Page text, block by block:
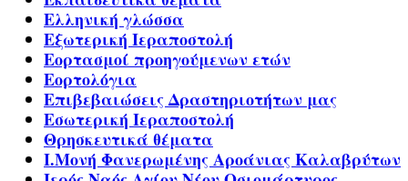
Ελληνική γλώσσα
Εξωτερική Ιεραποστολή
Εορτασμοί προηγούμενων ετών
Εορτολόγια
Επιβεβαιώσεις Δραστηριοτήτων μας
Εσωτερική Ιεραποστολή
Θρησκευτικά θέματα
Ι.Μονή Φανερωμένης Αροάνιας Καλαβρύτων